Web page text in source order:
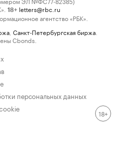
18+ letters@rbc.ru
агентство «РБК».
Санкт-Петербургская биржа
Cbonds.
персональных данных
18+